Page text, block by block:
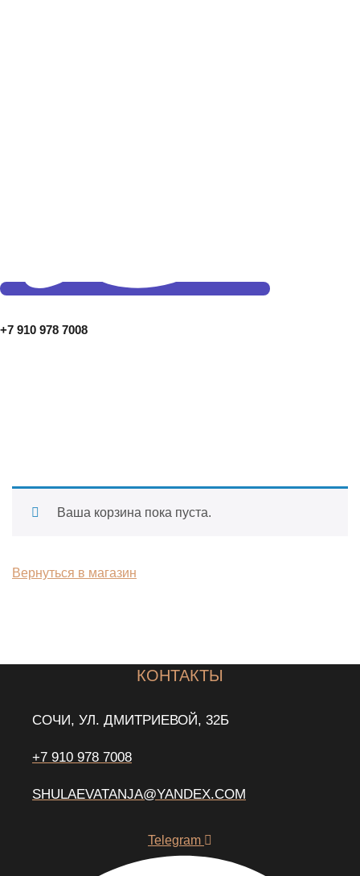
+7 910 978 7008
Ваша корзина пока пуста.
Вернуться в магазин
КОНТАКТЫ
СОЧИ, УЛ. ДМИТРИЕВОЙ, 32Б
+7 910 978 7008
SHULAEVATANJA@YANDEX.COM
Telegram